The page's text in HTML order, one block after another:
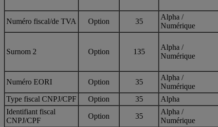
Numéro fiscal/de TVA Option 35
Alpha /
Numérique
Surnom 2 Option 135
Alpha /
Numérique
Numéro EORI Option 35
Alpha /
Numérique
Type fiscal CNPJ/CPF
Option 35
Alpha
Identifiant fiscal
CNPJ/CPF
Option 35
Alpha /
Numérique